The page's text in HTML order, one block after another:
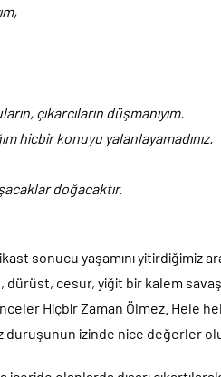
çıkarcıların düşmanıyım.
hiçbir konuyu yalanlayamadınız.
doğacaktır.
sonucu yaşamını yitirdiğimiz
dürüst, cesur, yiğit bir kalem
Hiçbir Zaman Ölmez. Hele
izinde nice değerler